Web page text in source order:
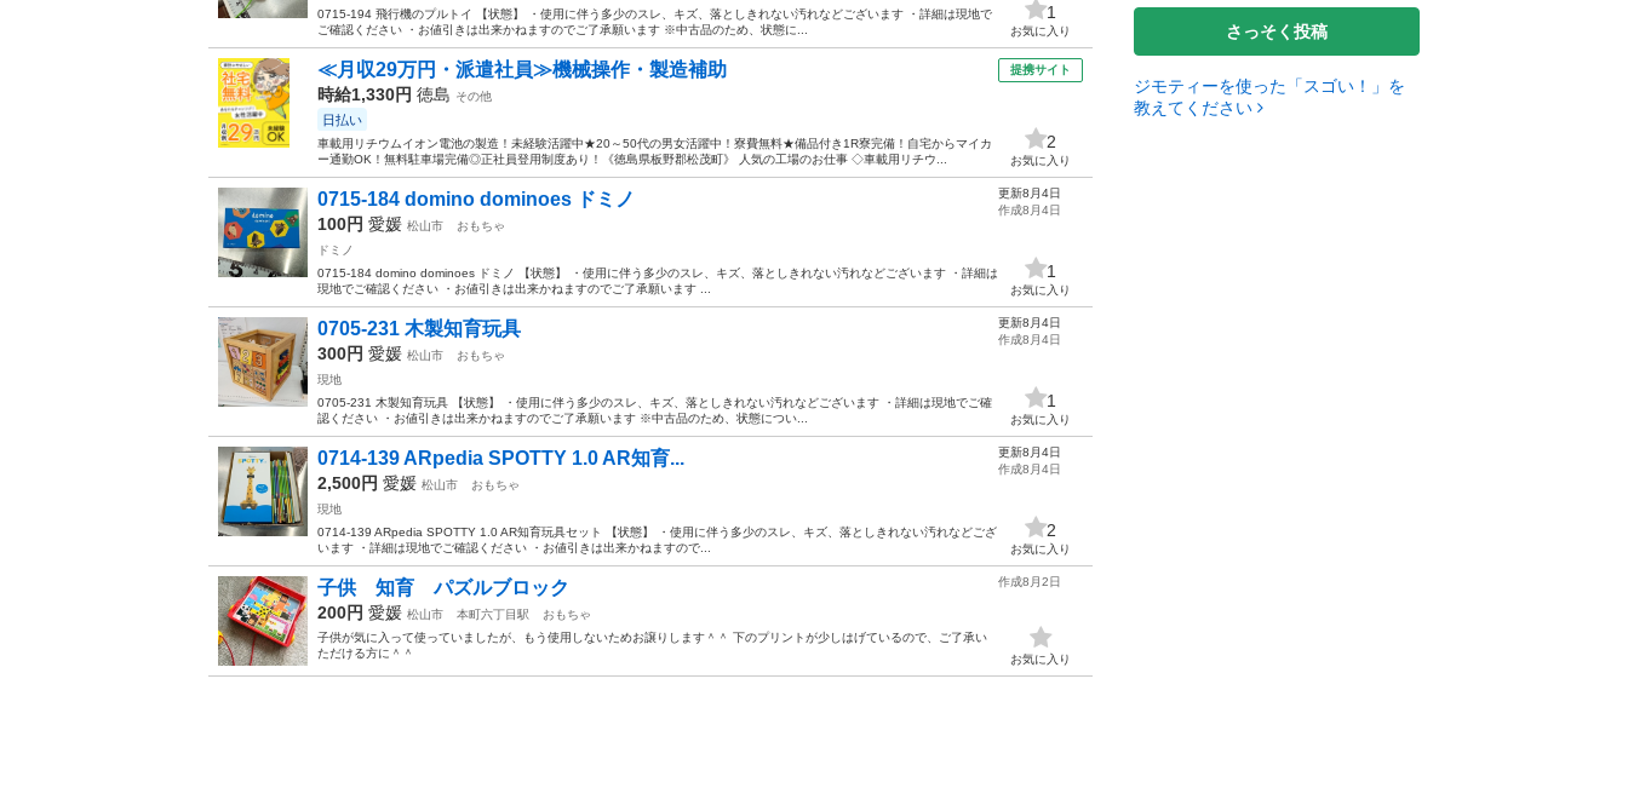
0715-194 飛行機のプルトイ 【状態】 ・使用に伴う多少のスレ、キズ、落としきれない汚れなどございます ・詳細は現地で
ご確認ください ・お値引きは出来かねますのでご了承願います ※中古品のため、状態に...
1
お気に入り
≪月収29万円・派遣社員≫機械操作・製造補助
時給1,330円 徳島 その他
日払い
車載用リチウムイオン電池の製造！未経験活躍中★20～50代の男女活躍中！寮費無料★備品付き1R寮完備！自宅からマイカ
ー通勤OK！無料駐車場完備◎正社員登用制度あり！《徳島県板野郡松茂町》 人気の工場のお仕事 ◇車載用リチウ...
提携サイト
2
お気に入り
0715-184 domino dominoes ドミノ
100円 愛媛 松山市
おもちゃ
ドミノ
0715-184 domino dominoes ドミノ 【状態】 ・使用に伴う多少のスレ、キズ、落としきれない汚れなどございます ・詳細は
現地でご確認ください ・お値引きは出来かねますのでご了承願います ...
更新8月4日
作成8月4日
1
お気に入り
0705-231 木製知育玩具
300円 愛媛 松山市
おもちゃ
現地
0705-231 木製知育玩具 【状態】 ・使用に伴う多少のスレ、キズ、落としきれない汚れなどございます ・詳細は現地でご確
認ください ・お値引きは出来かねますのでご了承願います ※中古品のため、状態につい...
更新8月4日
作成8月4日
1
お気に入り
0714-139 ARpedia SPOTTY 1.0 AR知育...
2,500円 愛媛 松山市
おもちゃ
現地
0714-139 ARpedia SPOTTY 1.0 AR知育玩具セット 【状態】 ・使用に伴う多少のスレ、キズ、落としきれない汚れなどござ
います ・詳細は現地でご確認ください ・お値引きは出来かねますので...
更新8月4日
作成8月4日
2
お気に入り
子供 知育 パズルブロック
200円 愛媛 松山市 本町六丁目駅
おもちゃ
子供が気に入って使っていましたが、もう使用しないためお譲りします＾＾ 下のプリントが少しはげているので、ご了承い
ただける方に＾＾
作成8月2日
お気に入り
さっそく投稿
ジモティーを使った「スゴい！」を
教えてください